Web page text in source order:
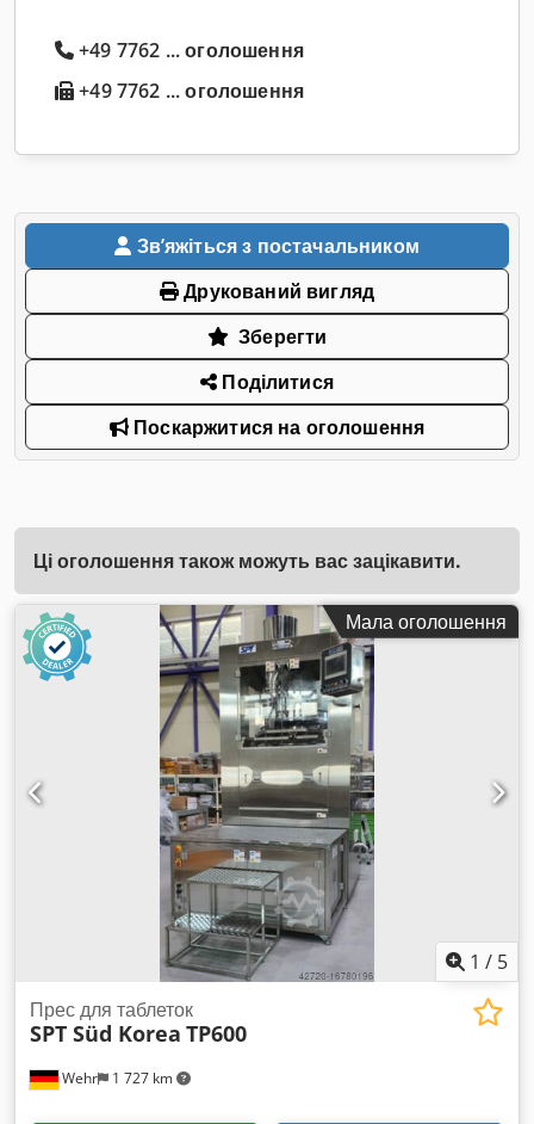
+49 7762 ... оголошення
+49 7762 ... оголошення
Звʼяжіться з постачальником
Друкований вигляд
Зберегти
Поділитися
Поскаржитися на оголошення
Ці оголошення також можуть вас зацікавити.
Мала оголошення
1 / 5
Wehr 1 727 km
Прес для таблеток
SPT Süd Korea TP600